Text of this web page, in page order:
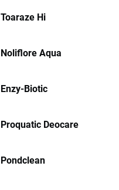
Toaraze Hi
Noliflore Aqua
Enzy-Biotic
Proquatic Deocare
Pondclean